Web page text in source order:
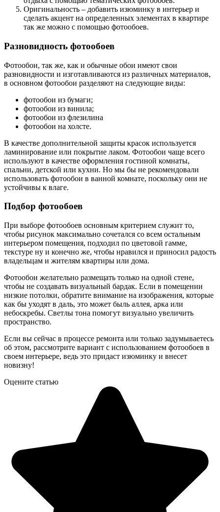
Оригинальность – добавить изюминку в интерьер и
сделать акцент на определенных элементах в квартире
так же можно с помощью фотообоев.
Разновидность фотообоев
Фотообои, так же, как и обычные обои имеют свои
разновидности и изготавливаются из различных материалов,
в основном фотообои разделяют на следующие виды:
фотообои из бумаги;
фотообои из винила;
фотообои из флезилина
фотообои на холсте.
В качестве дополнительной защиты красок используется
ламинирование или покрытие лаком. Фотообои чаще всего
используют в качестве оформления гостиной комнаты,
спальни, детской или кухни. Но мы бы не рекомендовали
использовать фотообои в ванной комнате, поскольку они не
устойчивы к влаге.
Подбор фотообоев
При выборе фотообоев основным критерием служит то,
чтобы рисунок максимально сочетался со всем остальным
интерьером помещения, подходил по цветовой гамме,
текстуре ну и конечно же, чтобы нравился и приносил радость
владельцам и жителям квартиры или дома.
Фотообои желательно размещать только на одной стене,
чтобы не создавать визуальный бардак. Если в помещении
низкие потолки, обратите внимание на изображения, которые
как бы уходят в даль, это может быль аллея, арка или
небоскребы. Светлы тона помогут визуально увеличить
пространство.
Если вы сейчас в процессе ремонта или только задумываетесь
об этом, рассмотрите вариант с использованием фотообоев в
своем интерьере, ведь это придаст изюминку и внесет
новизну!
Оцените статью